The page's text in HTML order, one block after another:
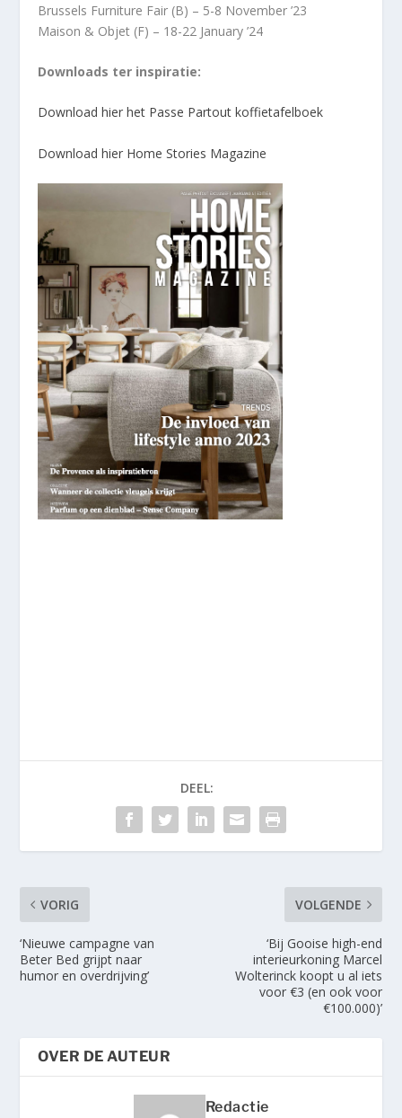
Brussels Furniture Fair (B) – 5-8 November ’23
Maison & Objet (F) – 18-22 January ’24
Downloads ter inspiratie:
Download hier het Passe Partout koffietafelboek
Download hier Home Stories Magazine
DEEL:
VORIG
‘Nieuwe campagne van
Beter Bed grijpt naar
humor en overdrijving’
VOLGENDE
‘Bij Gooise high-end
interieurkoning Marcel
Wolterinck koopt u al iets
voor €3 (en ook voor
€100.000)’
OVER DE AUTEUR
Redactie